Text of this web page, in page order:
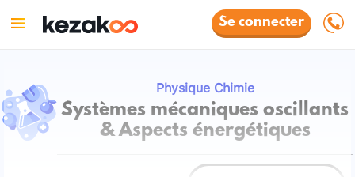
Se connecter
Physique Chimie
Systèmes mécaniques oscillants
& Aspects énergétiques